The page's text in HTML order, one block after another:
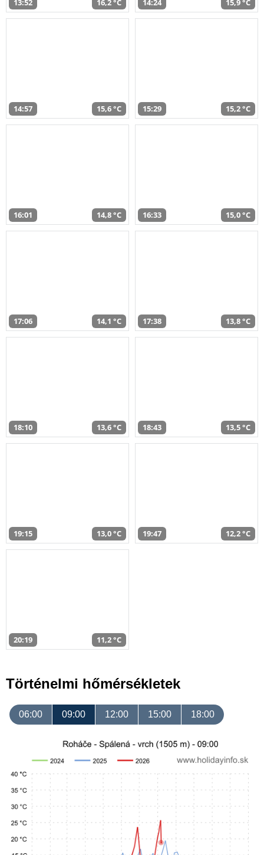
13:52 16,2 °C 14:24 15,9 °C
14:57 15,6 °C 15:29 15,2 °C
16:01 14,8 °C 16:33 15,0 °C
17:06 14,1 °C 17:38 13,8 °C
18:10 13,6 °C 18:43 13,5 °C
19:15 13,0 °C 19:47 12,2 °C
20:19 11,2 °C
Történelmi hőmérsékletek
06:00 09:00 12:00 15:00 18:00